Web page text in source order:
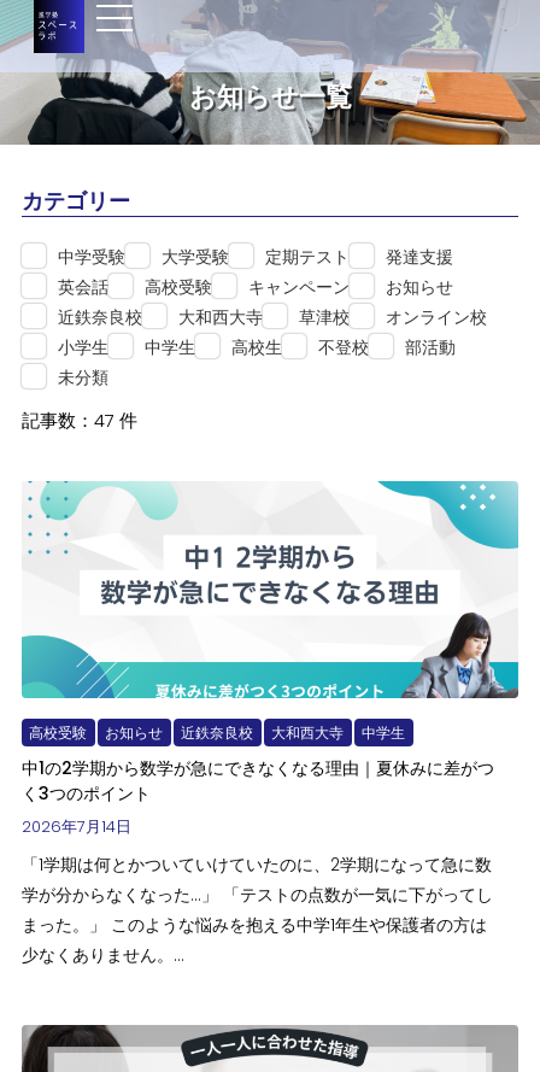
お知らせ一覧
カテゴリー
中学受験 大学受験 定期テスト
発達支援
英会話
高校受験 キャンペーン
お知らせ
近鉄奈良校
大和西大寺 草津校
オンライン校
小学生
中学生 高校生 不登校
部活動
未分類
記事数：47 件
高校受験 お知らせ 近鉄奈良校 大和西大寺 中学生
中1の2学期から数学が急にできなくなる理由｜夏休みに差がつ
く3つのポイント
2026年7月14日
「1学期は何とかついていけていたのに、2学期になって急に数
学が分からなくなった…」 「テストの点数が一気に下がってし
まった。」 このような悩みを抱える中学1年生や保護者の方は
少なくありません。...